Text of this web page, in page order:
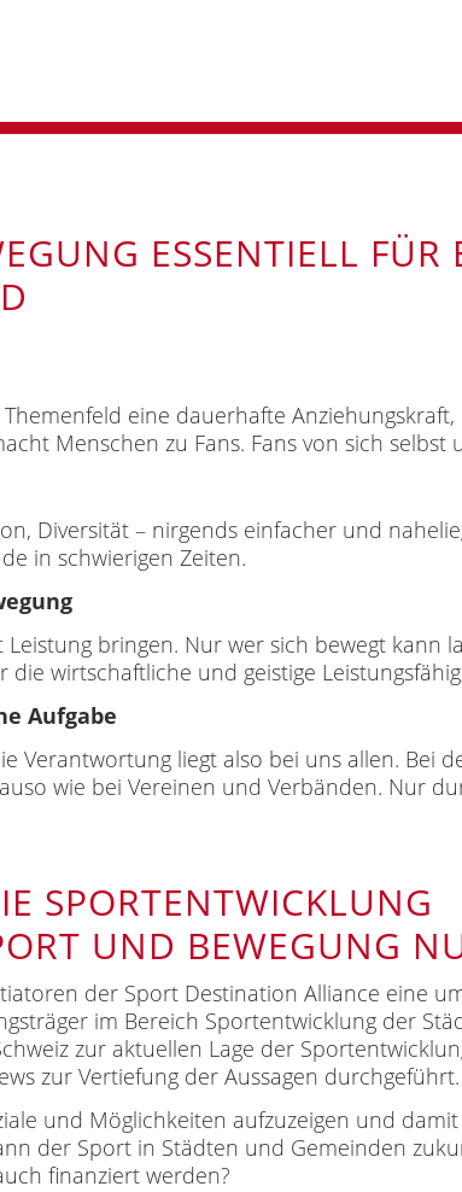
ESSENTIELL FÜR
eine dauerhafte
Menschen zu Fans. Fans von sich selbst
Diversität – nirgends einfacher und
in schwierigen Zeiten.
bringen. Nur wer sich bewegt kann
wirtschaftliche und geistige
Aufgabe
Verantwortung liegt also bei uns allen. Bei
wie bei Vereinen und Verbänden. Nur
SPORTENTWICKLUNG
UND BEWEGUNG
der Sport Destination Alliance eine
im Bereich Sportentwicklung der
zur aktuellen Lage der
zur Vertiefung der Aussagen durchgeführt.
und Möglichkeiten aufzuzeigen und
der Sport in Städten und Gemeinden
finanziert werden?